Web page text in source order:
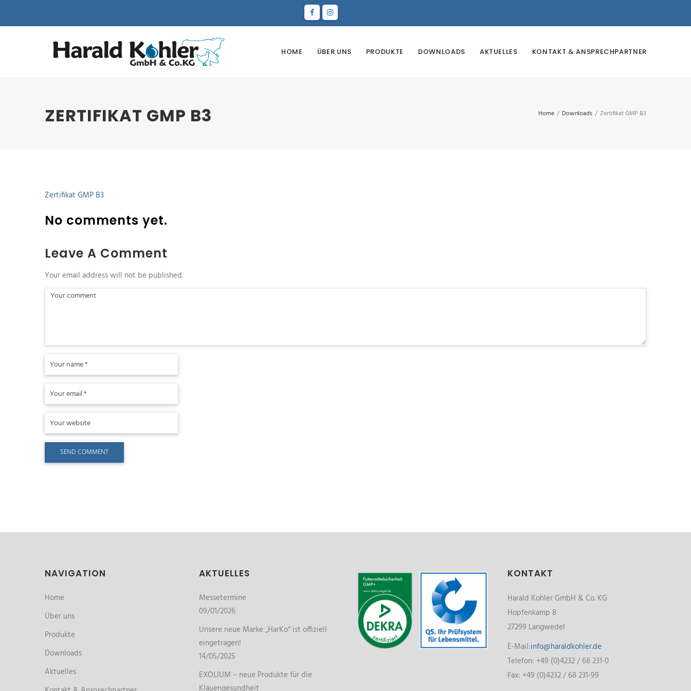
HOME ÜBER UNS PRODUKTE DOWNLOADS AKTUELLES KONTAKT & ANSPRECHPARTNER
ZERTIFIKAT GMP B3 Home / Downloads / Zertifikat GMP B3
Zertifikat GMP B3
No comments yet.
Leave A Comment
Your email address will not be published.
NAVIGATION
Home
Über uns
Produkte
Downloads
Aktuelles
AKTUELLES
Messetermine
09/01/2026
Unsere neue Marke „HarKo“ ist offiziell
eingetragen!
14/05/2025
EXOLIUM – neue Produkte für die
Klauengesundheit
KONTAKT
Harald Kohler GmbH & Co. KG
Hopfenkamp 8
27299 Langwedel
E-Mail:info@haraldkohler.de
Telefon: +49 (0)4232 / 68 231-0
Fax: +49 (0)4232 / 68 231-99